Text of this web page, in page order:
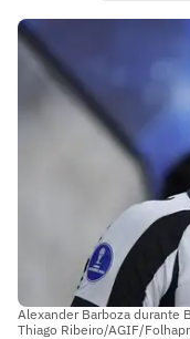
Alexander Barboza durante
Thiago Ribeiro/AGIF/